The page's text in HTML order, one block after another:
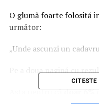
O glumă foarte folosită
următor:
„Unde ascunzi un
Pe a doua pagină cu
Asta pentru cădoar 6%